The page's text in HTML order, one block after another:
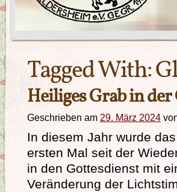
Tagged With:
Heiliges Grab in
Geschrieben am 29. März 2024
In diesem Jahr wurde
ersten Mal seit der
in den Gottesdienst mit
Veränderung der